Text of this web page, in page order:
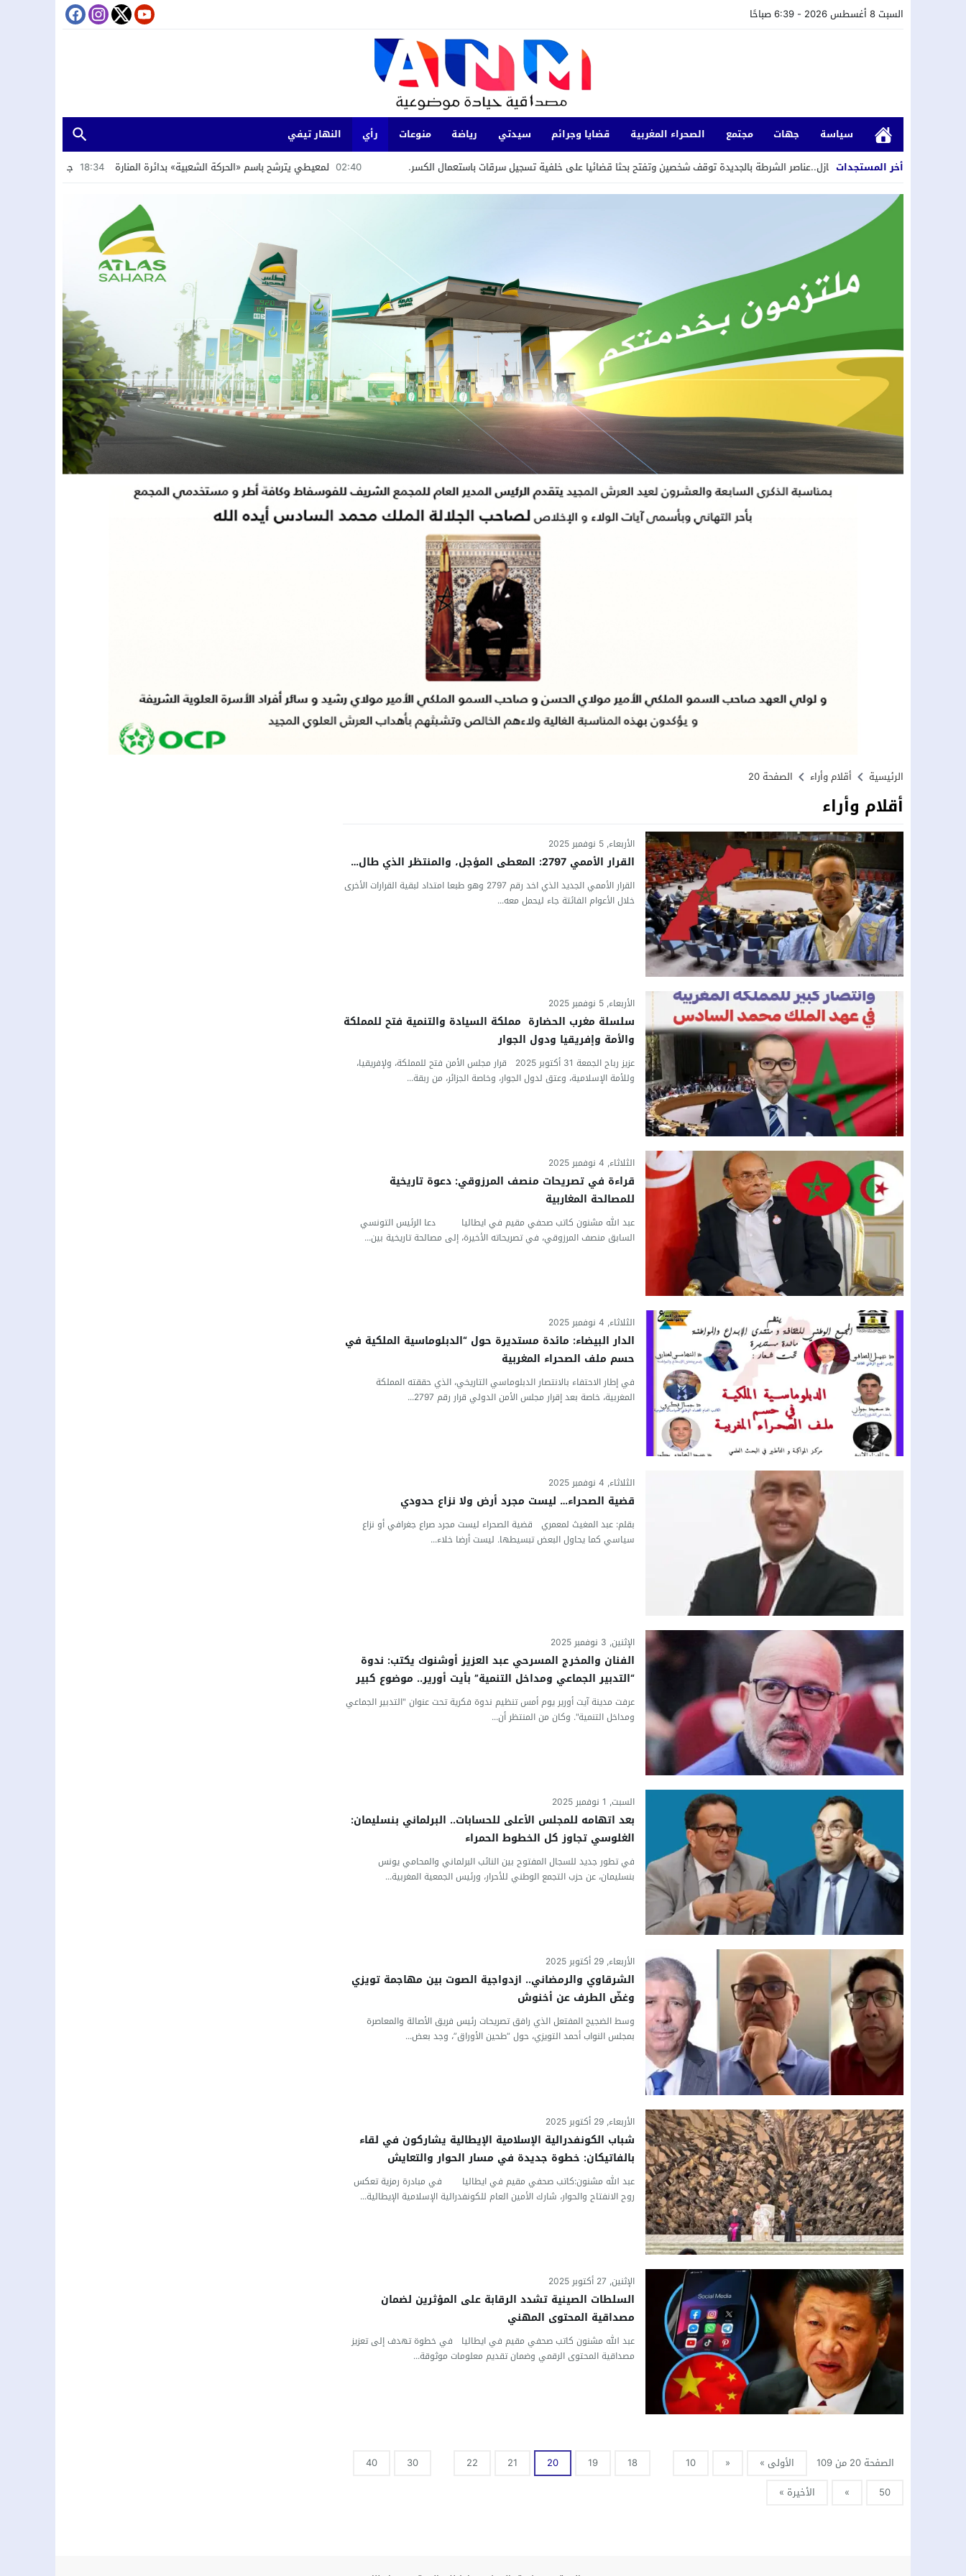
السبت 8 أغسطس 2026 - 6:39 صباحًا
سياسة جهات مجتمع الصحراء المغربية قضايا وجرائم سيدتي رياضة منوعات رأي
النهار تيفي
أخر المستجدات
02:40 لمعيطي يترشح باسم «الحركة الشعبية» بدائرة المنارة 18:34 جمعية “الشباب الرائد” تستعرض تجربة المنازل..عناصر الشرطة بالجديدة توقف شخصين وتفتح بحثا قضائيا على خلفية تسجيل سرقات باستعمال الكسر.
الرئيسية أقلام وأراء الصفحة 20
أقلام وأراء
الأربعاء, 5 نوفمبر 2025
القرار الأممي 2797: المعطى المؤجل، والمنتظر الذي طال…
القرار الأممي الجديد الذي اخد رقم 2797 وهو طبعا امتداد لبقية القرارات الأخرى
خلال الأعوام الفائتة جاء ليحمل معه...
الأربعاء, 5 نوفمبر 2025
سلسلة مغرب الحضارة مملكة السيادة والتنمية فتح للمملكة
والأمة وإفريقيا ودول الجوار
عزيز رباح الجمعة 31 أكتوبر 2025 قرار مجلس الأمن فتح للمملكة، ولإفريقيا،
وللأمة الإسلامية، وعتق لدول الجوار، وخاصة الجزائر، من ربقة...
الثلاثاء, 4 نوفمبر 2025
قراءة في تصريحات منصف المرزوقي: دعوة تاريخية
للمصالحة المغاربية
عبد الله مشنون كاتب صحفي مقيم في ايطاليا دعا الرئيس التونسي
السابق منصف المرزوقي، في تصريحاته الأخيرة، إلى مصالحة تاريخية بين...
الثلاثاء, 4 نوفمبر 2025
الدار البيضاء: مائدة مستديرة حول “الدبلوماسية الملكية في
حسم ملف الصحراء المغربية
في إطار الاحتفاء بالانتصار الدبلوماسي التاريخي، الذي حققته المملكة
المغربية، خاصة بعد إقرار مجلس الأمن الدولي قرار رقم 2797...
الثلاثاء, 4 نوفمبر 2025
قضية الصحراء… ليست مجرد أرض ولا نزاع حدودي
بقلم: عبد المغيث لمعمري قضية الصحراء ليست مجرد صراع جغرافي أو نزاع
سياسي كما يحاول البعض تبسيطها. ليست أرضا خلاء...
الإثنين, 3 نوفمبر 2025
الفنان والمخرج المسرحي عبد العزيز أوشنوك يكتب: ندوة
“التدبير الجماعي ومداخل التنمية” بأيت أورير.. موضوع كبير
وتنظيم ضعيف وسط مشاحنات واستفزازات
عرفت مدينة آيت أورير يوم أمس تنظيم ندوة فكرية تحت عنوان "التدبير الجماعي
ومداخل التنمية". وكان من المنتظر أن...
السبت, 1 نوفمبر 2025
بعد اتهامه للمجلس الأعلى للحسابات.. البرلماني بنسليمان:
الغلوسي تجاوز كل الخطوط الحمراء
في تطور جديد للسجال المفتوح بين النائب البرلماني والمحامي يونس
بنسليمان، عن حزب التجمع الوطني للأحرار، ورئيس الجمعية المغربية...
الأربعاء, 29 أكتوبر 2025
الشرقاوي والرمضاني.. ازدواجية الصوت بين مهاجمة تويزي
وغضّ الطرف عن أخنوش
وسط الضجيج المفتعل الذي رافق تصريحات رئيس فريق الأصالة والمعاصرة
بمجلس النواب أحمد التويزي، حول “طحين الأوراق”، وجد بعض...
الأربعاء, 29 أكتوبر 2025
شباب الكونفدرالية الإسلامية الإيطالية يشاركون في لقاء
بالفاتيكان: خطوة جديدة في مسار الحوار والتعايش
عبد الله مشنون:كاتب صحفي مقيم في ايطاليا في مبادرة رمزية تعكس
روح الانفتاح والحوار، شارك الأمين العام للكونفدرالية الإسلامية الإيطالية...
الإثنين, 27 أكتوبر 2025
السلطات الصينية تشدد الرقابة على المؤثرين لضمان
مصداقية المحتوى المهني
عبد الله مشنون كاتب صحفي مقيم في ايطاليا في خطوة تهدف إلى تعزيز
مصداقية المحتوى الرقمي وضمان تقديم معلومات موثوقة...
الصفحة 20 من 109 الأولى » «
10
18
19
20
21
22
30
40
50
» الأخيرة »